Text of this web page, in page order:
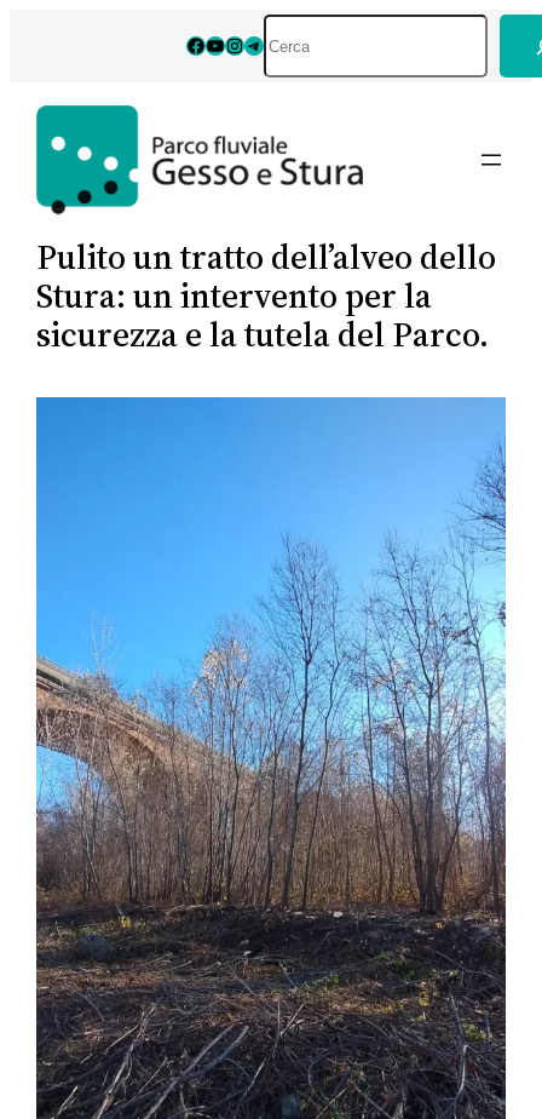
Facebook
YouTube
Instagram
Telegram
Pulito un tratto dell’alveo dello
Stura: un intervento per la
sicurezza e la tutela del Parco.